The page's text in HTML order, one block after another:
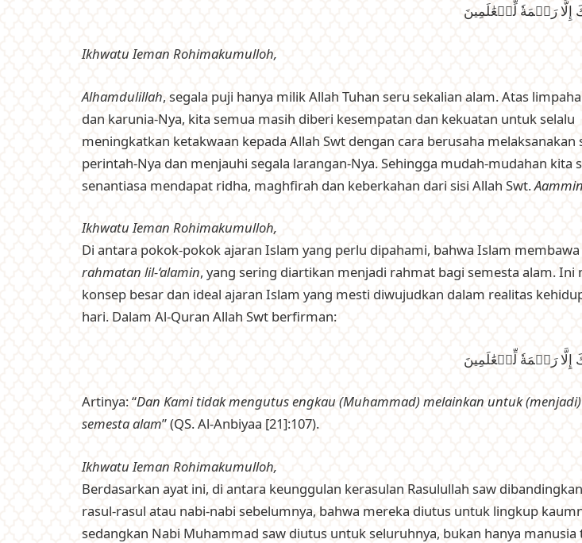
رَحۡمَةٗ لِّلۡعَٰلَمِينَ
Ikhwatu Ieman Rohimakumulloh,
Alhamdulillah, segala puji hanya milik Allah Tuhan seru sekalian alam. Atas
dan karunia-Nya, kita semua masih diberi kesempatan dan kekuatan untuk selalu
meningkatkan ketakwaan kepada Allah Swt dengan cara berusaha melaksanakan
perintah-Nya dan menjauhi segala larangan-Nya. Sehingga mudah-mudahan kita
senantiasa mendapat ridha, maghfirah dan keberkahan dari sisi Allah Swt.
Ikhwatu Ieman Rohimakumulloh,
Di antara pokok-pokok ajaran Islam yang perlu dipahami, bahwa Islam
rahmatan lil-‘alamin, yang sering diartikan menjadi rahmat bagi semesta alam. Ini
konsep besar dan ideal ajaran Islam yang mesti diwujudkan dalam realitas
hari. Dalam Al-Quran Allah Swt berfirman:
رَحۡمَةٗ لِّلۡعَٰلَمِينَ
Artinya: “Dan Kami tidak mengutus engkau (Muhammad) melainkan untuk
semesta alam” (QS. Al-Anbiyaa [21]:107).
Ikhwatu Ieman Rohimakumulloh,
Berdasarkan ayat ini, di antara keunggulan kerasulan Rasulullah saw
rasul-rasul atau nabi-nabi sebelumnya, bahwa mereka diutus untuk lingkup
sedangkan Nabi Muhammad saw diutus untuk seluruhnya, bukan hanya manusia